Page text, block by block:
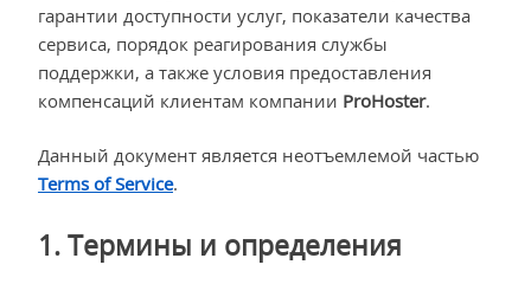
гарантии доступности услуг, показатели качества
сервиса, порядок реагирования службы
поддержки, а также условия предоставления
компенсаций клиентам компании ProHoster.
Данный документ является неотъемлемой частью
Terms of Service.
1. Термины и определения